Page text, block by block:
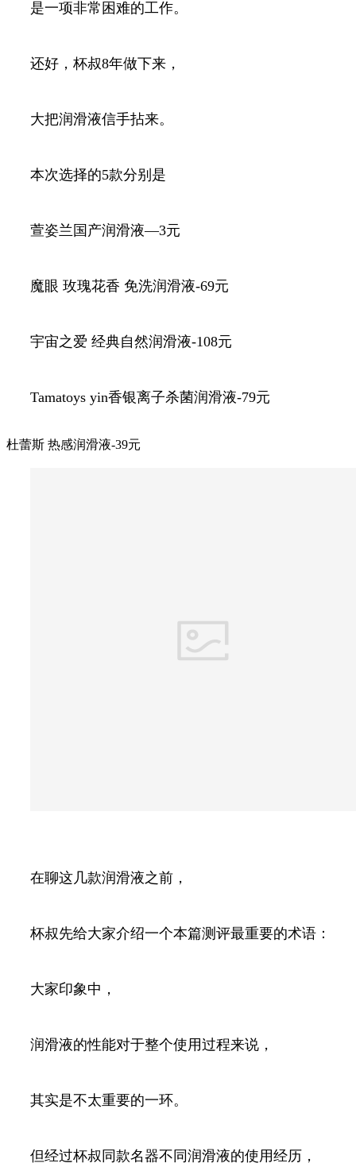
是一项非常困难的工作。
还好，杯叔8年做下来，
大把润滑液信手拈来。
本次选择的5款分别是
萱姿兰国产润滑液—3元
魔眼 玫瑰花香 免洗润滑液-69元
宇宙之爱 经典自然润滑液-108元
Tamatoys yin香银离子杀菌润滑液-79元
杜蕾斯 热感润滑液-39元
在聊这几款润滑液之前，
杯叔先给大家介绍一个本篇测评最重要的术语：
大家印象中，
润滑液的性能对于整个使用过程来说，
其实是不太重要的一环。
但经过杯叔同款名器不同润滑液的使用经历，